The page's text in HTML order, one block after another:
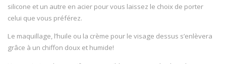
silicone et un autre en acier pour vous laissez le choix de porter
celui que vous préférez.
Le maquillage, l’huile ou la crème pour le visage dessus s’enlèvera
grâce à un chiffon doux et humide!